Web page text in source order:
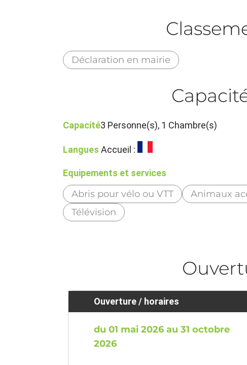
Déclaration en mairie
Capacité3 Personne(s), 1 Chambre(s)
Langues Accueil :
Equipements et services
Abris pour vélo ou VTT Animaux
Télévision
Ouverture / horaires
du 01 mai 2026 au 31 octobre
2026